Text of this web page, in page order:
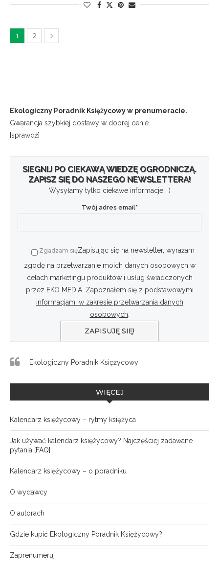
1 2
Ekologiczny Poradnik Księżycowy w prenumeracie.
Gwarancja szybkiej dostawy w dobrej cenie.
[sprawdź]
SIEGNIJ PO CIEKAWĄ WIEDZĘ OGRODNICZĄ.
ZAPISZ SIĘ DO NASZEGO NEWSLETTERA!
Wysyłamy tylko ciekawe informacje ; )
Twój adres email*
Zgadzam sięZapisując się na newsletter, wyrażam
zgodę na przetwarzanie moich danych osobowych w
celach marketingu produktów i usług świadczonych
przez EKO MEDIA. Zapoznałem się z podstawowymi
informacjami w zakresie przetwarzania danych
osobowych
Ekologiczny Poradnik Księżycowy
WIĘCEJ
Kalendarz księżycowy – rytmy księżyca
Jak używać kalendarz księżycowy? Najczęściej zadawane
pytania [FAQ]
Kalendarz księżycowy – o poradniku
O wydawcy
O autorach
Gdzie kupić Ekologiczny Poradnik Księżycowy?
Zaprenumeruj